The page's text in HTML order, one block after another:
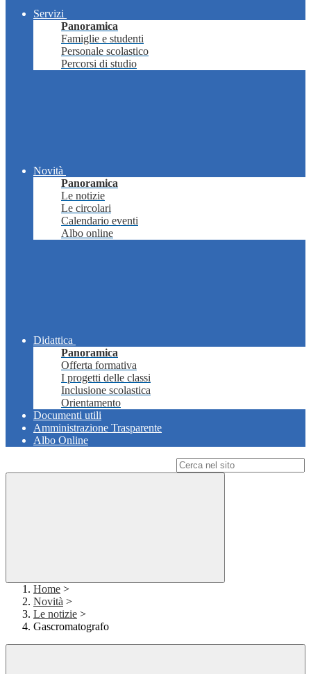
Servizi
Panoramica
Famiglie e studenti
Personale scolastico
Percorsi di studio
Novità
Panoramica
Le notizie
Le circolari
Calendario eventi
Albo online
Didattica
Panoramica
Offerta formativa
I progetti delle classi
Inclusione scolastica
Orientamento
Documenti utili
Amministrazione Trasparente
Albo Online
Home >
Novità >
Le notizie >
Gascromatografo